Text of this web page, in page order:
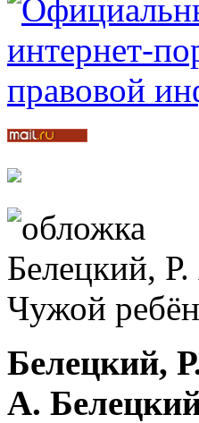
Белецкий,
А.